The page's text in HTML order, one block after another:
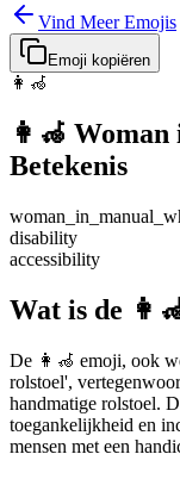
Vind Meer Emojis
Emoji kopiëren
👩‍🦽
👩‍🦽 Woman
Betekenis
disability
accessibility
Wat is de
De 👩‍🦽 emoji, ook
rolstoel',
handmatige rolstoel.
toegankelijkheid en
mensen met een